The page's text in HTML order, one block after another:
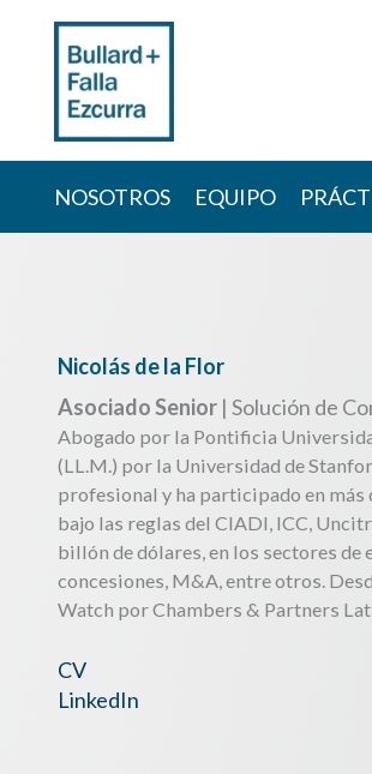
content
NOSOTROS EQUIPO
Nicolás de la Flor
Asociado Senior | Solución de
Abogado por la Pontificia
(LL.M.) por la Universidad de
profesional y ha participado en
bajo las reglas del CIADI, ICC,
billón de dólares, en los sectores
concesiones, M&A, entre otros.
Watch por Chambers & Partners
CV
LinkedIn